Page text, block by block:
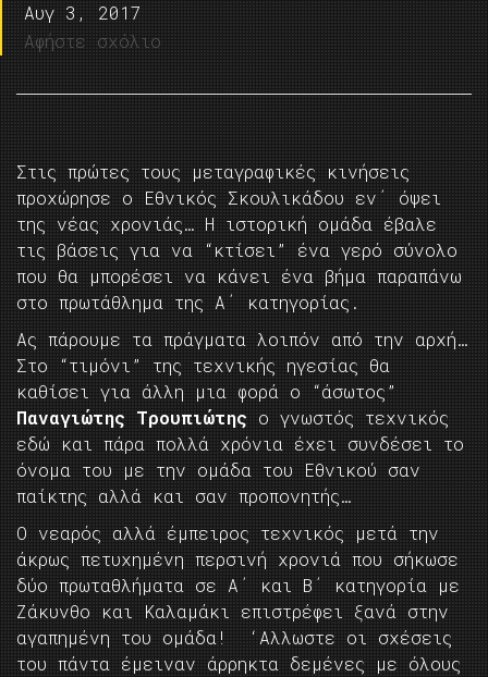
Αυγ 3, 2017
Αφήστε σχόλιο
Στις πρώτες τους μεταγραφικές κινήσεις
προχώρησε ο Εθνικός Σκουλικάδου εν΄ όψει
της νέας χρονιάς… Η ιστορική ομάδα έβαλε
τις βάσεις για να “κτίσει” ένα γερό σύνολο
που θα μπορέσει να κάνει ένα βήμα παραπάνω
στο πρωτάθλημα της Α΄ κατηγορίας.
Ας πάρουμε τα πράγματα λοιπόν από την αρχή…
Στο “τιμόνι” της τεχνικής ηγεσίας θα
καθίσει για άλλη μια φορά ο “άσωτος”
Παναγιώτης Τρουπιώτης ο γνωστός τεχνικός
εδώ και πάρα πολλά χρόνια έχει συνδέσει το
όνομα του με την ομάδα του Εθνικού σαν
παίκτης αλλά και σαν προπονητής…
Ο νεαρός αλλά έμπειρος τεχνικός μετά την
άκρως πετυχημένη περσινή χρονιά που σήκωσε
δύο πρωταθλήματα σε Α΄ και Β΄ κατηγορία με
Ζάκυνθο και Καλαμάκι επιστρέφει ξανά στην
αγαπημένη του ομάδα! ‘Αλλωστε οι σχέσεις
του πάντα έμειναν άρρηκτα δεμένες με όλους